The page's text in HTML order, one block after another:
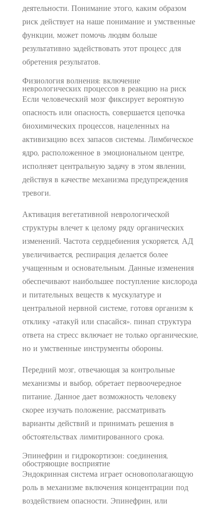
деятельности. Понимание этого, каким образом
риск действует на наше понимание и умственные
функции, может помочь людям больше
результативно задействовать этот процесс для
обретения результатов.
Физиология волнения: включение
неврологических процессов в реакцию на риск
Если человеческий мозг фиксирует вероятную
опасность или опасность, совершается цепочка
биохимических процессов, нацеленных на
активизацию всех запасов системы. Лимбическое
ядро, расположенное в эмоциональном центре,
исполняет центральную задачу в этом явлении,
действуя в качестве механизма предупреждения
тревоги.
Активация вегетативной неврологической
структуры влечет к целому ряду органических
изменений. Частота сердцебиения ускоряется, АД
увеличивается, респирация делается более
учащенным и основательным. Данные изменения
обеспечивают наибольшее поступление кислорода
и питательных веществ к мускулатуре и
центральной нервной системе, готовя организм к
отклику «атакуй или спасайся». пинап структура
ответа на стресс включает не только органические,
но и умственные инструменты обороны.
Передний мозг, отвечающая за контрольные
механизмы и выбор, обретает первоочередное
питание. Данное дает возможность человеку
скорее изучать положение, рассматривать
варианты действий и принимать решения в
обстоятельствах лимитированного срока.
Эпинефрин и гидрокортизон: соединения,
обостряющие восприятие
Эндокринная система играет основополагающую
роль в механизме включения концентрации под
воздействием опасности. Эпинефрин, или